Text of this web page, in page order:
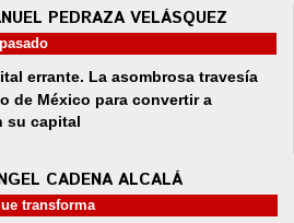
PEDRAZA VELÁSQUEZ
errante. La asombrosa travesía
de México para convertir a
su capital
CADENA ALCALÁ
transforma